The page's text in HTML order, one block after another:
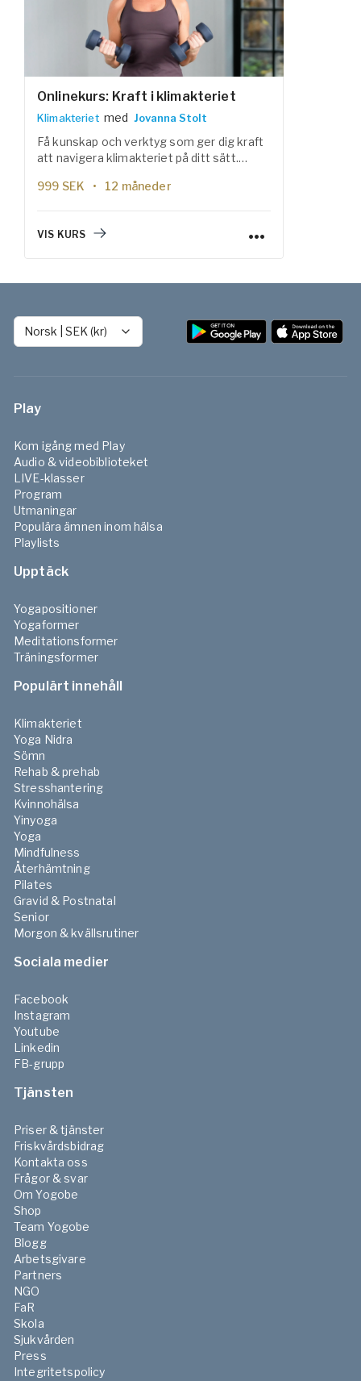
Onlinekurs: Kraft i klimakteriet
Klimakteriet med Jovanna Stolt
Få kunskap och verktyg som ger dig kraft
att navigera klimakteriet på ditt sätt.
yoga och stresshantering stärker du din
999 SEK 12 måneder
VIS KURS
Norsk SEK (kr)
Play
Kom igång med Play
Audio & videobiblioteket
LIVE-klasser
Program
Utmaningar
Populära ämnen inom hälsa
Playlists
Upptäck
Yogapositioner
Yogaformer
Meditationsformer
Träningsformer
Populärt innehåll
Klimakteriet
Yoga Nidra
Sömn
Rehab & prehab
Stresshantering
Kvinnohälsa
Yinyoga
Yoga
Mindfulness
Återhämtning
Pilates
Gravid & Postnatal
Senior
Morgon & kvällsrutiner
Sociala medier
Facebook
Instagram
Youtube
Linkedin
FB-grupp
Tjänsten
Priser & tjänster
Friskvårdsbidrag
Kontakta oss
Frågor & svar
Om Yogobe
Shop
Team Yogobe
Blogg
Arbetsgivare
Partners
NGO
FaR
Skola
Sjukvården
Press
Integritetspolicy